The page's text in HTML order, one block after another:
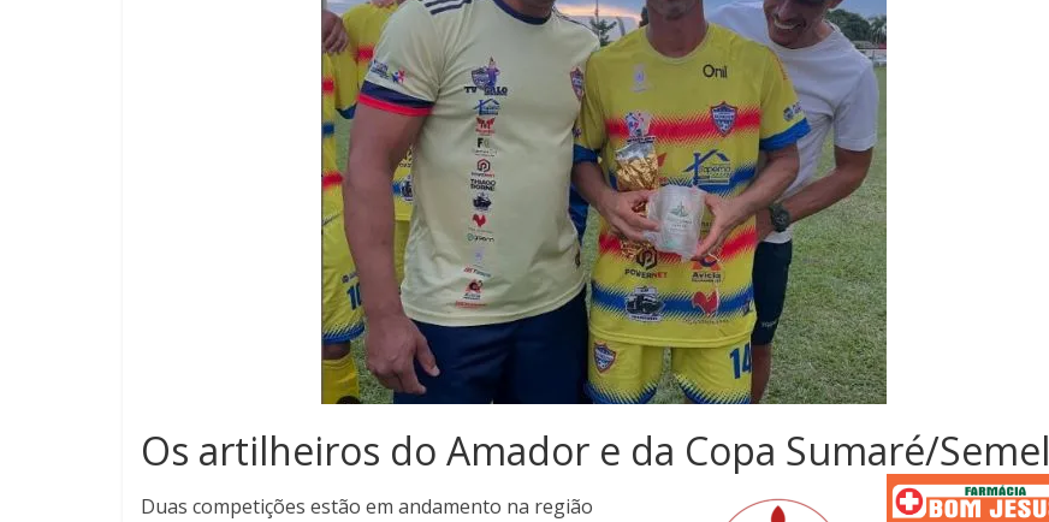
Os artilheiros do Amador e da Copa Sumaré/Semel
Duas competições estão em andamento na região